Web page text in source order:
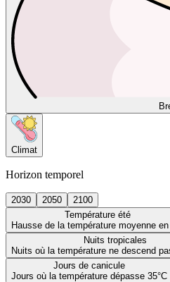
Climat
Horizon temporel
2030 2050
2100
Température été
Hausse de la température moyenne
Nuits tropicales
Nuits où la température ne descend
Jours de canicule
Jours où la température dépasse 35°C